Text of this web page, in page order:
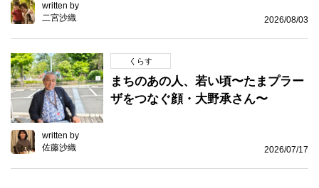
written by
二宮沙織
2026/08/03
くらす
まちのあの人、若い頃〜たまプラー
ザをつなぐ顔・大野承さん〜
written by
佐藤沙織
2026/07/17